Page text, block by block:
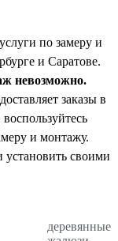
по замеру и
и Саратове.
невозможно.
заказы в
и монтажу.
установить своими
деревянные